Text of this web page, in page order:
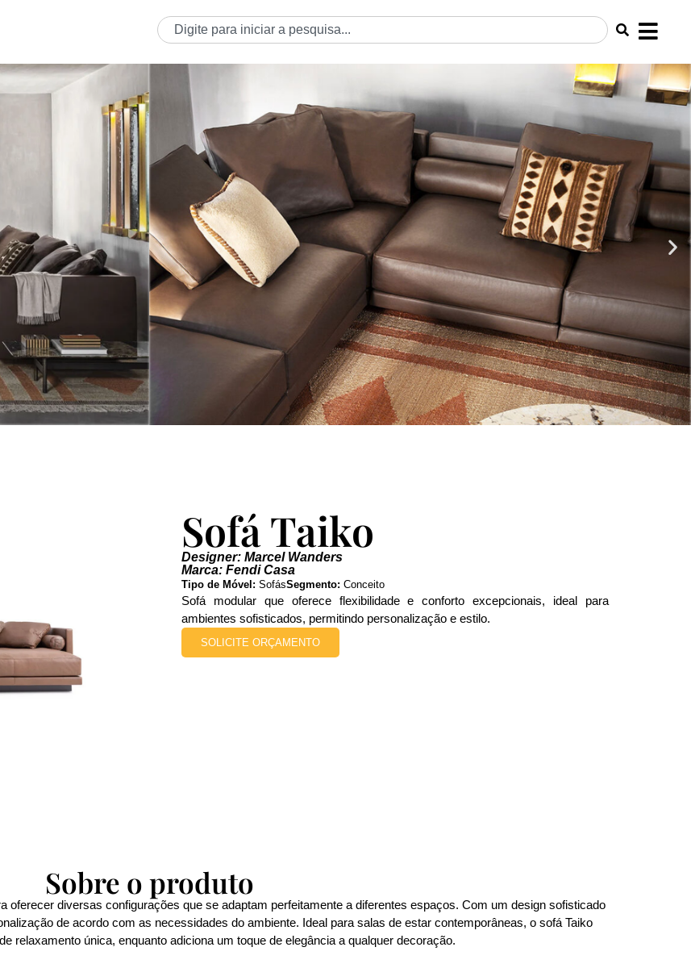
Sofá Taiko
Designer: Marcel Wanders
Marca: Fendi Casa
Tipo de Móvel: SofásSegmento: Conceito
Sofá modular que oferece flexibilidade e conforto excepcionais, ideal para
ambientes sofisticados, permitindo personalização e estilo.
SOLICITE ORÇAMENTO
Sobre o produto
oferecer diversas configurações que se adaptam perfeitamente a diferentes espaços. Com um design sofisticado
de acordo com as necessidades do ambiente. Ideal para salas de estar contemporâneas, o sofá Taiko
relaxamento única, enquanto adiciona um toque de elegância a qualquer decoração.